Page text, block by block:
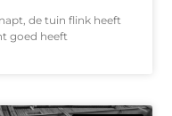
de tuin flink heeft
goed heeft